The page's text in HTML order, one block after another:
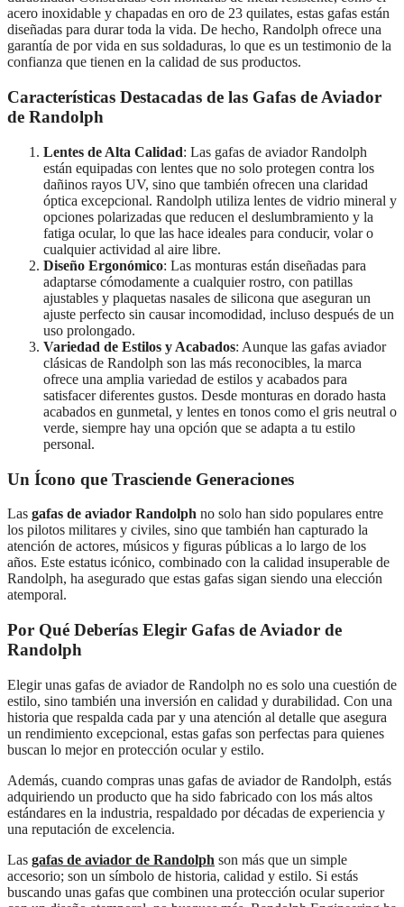
acero inoxidable y chapadas en oro de 23 quilates, estas gafas están
diseñadas para durar toda la vida. De hecho, Randolph ofrece una
garantía de por vida en sus soldaduras, lo que es un testimonio de la
confianza que tienen en la calidad de sus productos.
Características Destacadas de las Gafas de Aviador
de Randolph
Lentes de Alta Calidad: Las gafas de aviador Randolph
están equipadas con lentes que no solo protegen contra los
dañinos rayos UV, sino que también ofrecen una claridad
óptica excepcional. Randolph utiliza lentes de vidrio mineral y
opciones polarizadas que reducen el deslumbramiento y la
fatiga ocular, lo que las hace ideales para conducir, volar o
cualquier actividad al aire libre.
Diseño Ergonómico: Las monturas están diseñadas para
adaptarse cómodamente a cualquier rostro, con patillas
ajustables y plaquetas nasales de silicona que aseguran un
ajuste perfecto sin causar incomodidad, incluso después de un
uso prolongado.
Variedad de Estilos y Acabados: Aunque las gafas aviador
clásicas de Randolph son las más reconocibles, la marca
ofrece una amplia variedad de estilos y acabados para
satisfacer diferentes gustos. Desde monturas en dorado hasta
acabados en gunmetal, y lentes en tonos como el gris neutral o
verde, siempre hay una opción que se adapta a tu estilo
personal.
Un Ícono que Trasciende Generaciones
Las gafas de aviador Randolph no solo han sido populares entre
los pilotos militares y civiles, sino que también han capturado la
atención de actores, músicos y figuras públicas a lo largo de los
años. Este estatus icónico, combinado con la calidad insuperable de
Randolph, ha asegurado que estas gafas sigan siendo una elección
atemporal.
Por Qué Deberías Elegir Gafas de Aviador de
Randolph
Elegir unas gafas de aviador de Randolph no es solo una cuestión de
estilo, sino también una inversión en calidad y durabilidad. Con una
historia que respalda cada par y una atención al detalle que asegura
un rendimiento excepcional, estas gafas son perfectas para quienes
buscan lo mejor en protección ocular y estilo.
Además, cuando compras unas gafas de aviador de Randolph, estás
adquiriendo un producto que ha sido fabricado con los más altos
estándares en la industria, respaldado por décadas de experiencia y
una reputación de excelencia.
Las gafas de aviador de Randolph son más que un simple
accesorio; son un símbolo de historia, calidad y estilo. Si estás
buscando unas gafas que combinen una protección ocular superior